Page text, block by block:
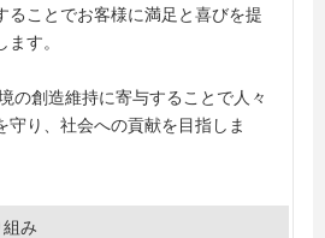
ることでお客様に満足と喜びを提
す。
の創造維持に寄与することで人々
守り、社会への貢献を目指しま
み